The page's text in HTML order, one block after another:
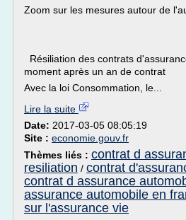
Zoom sur les mesures autour de
Résiliation des contrats
moment après un an de contrat
Avec la loi Consommation, le...
Lire la suite
Date: 2017-03-05 08:05:19
Site : economie.gouv.fr
Thèmes liés : contrat d
resiliation / contrat
contrat d assurance
assurance automobile en
sur l'assurance vie